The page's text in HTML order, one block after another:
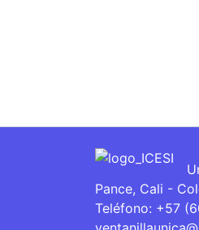
Pance, Cali -
Teléfono: +57